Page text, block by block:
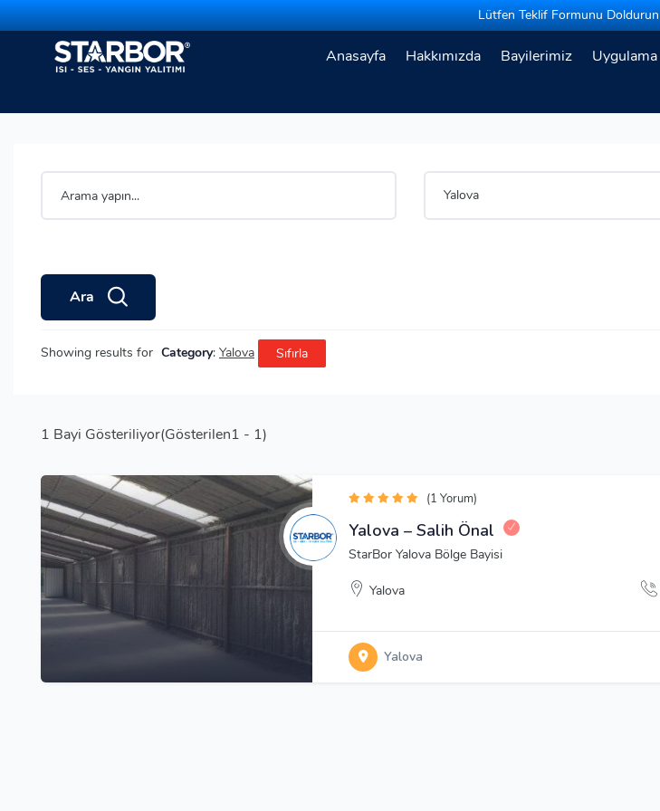
Lütfen Teklif Formunu Doldurun
Anasayfa Hakkımızda Bayilerimiz Uygulama
Yalova
Ara
Showing results for Category: Yalova Sıfırla
1 Bayi Gösteriliyor(Gösterilen1 - 1)
(1 Yorum)
Yalova – Salih Önal
StarBor Yalova Bölge Bayisi
Yalova
Yalova